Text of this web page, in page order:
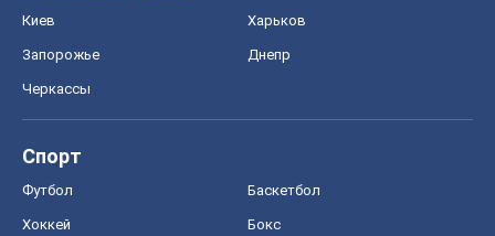
Киев Харьков
Запорожье Днепр
Черкассы
Спорт
Футбол Баскетбол
Хоккей Бокс